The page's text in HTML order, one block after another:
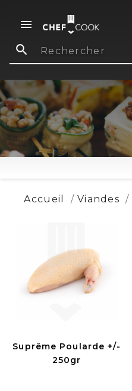

search
Accueil Viandes
Suprême Poularde +/-
250gr